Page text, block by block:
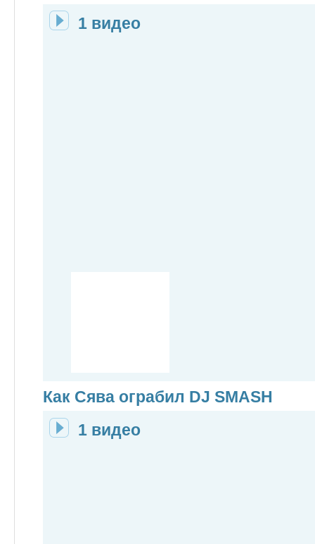
1 видео
Как Сява ограбил DJ SMASH
1 видео